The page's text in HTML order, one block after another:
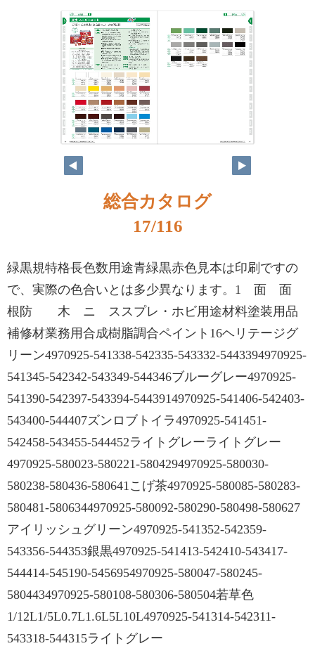
総合カタログ
17/116
緑黒規特格長色数用途青緑黒赤色見本は印刷ですの
で、実際の色合いとは多少異なります。1 面 面
根防 木 ニ ススプレ・ホビ用途材料塗装用品
補修材業務用合成樹脂調合ペイント16ヘリテージグ
リーン4970925-541338-542335-543332-5443394970925-
541345-542342-543349-544346ブルーグレー4970925-
541390-542397-543394-5443914970925-541406-542403-
543400-544407ズンロブトイラ4970925-541451-
542458-543455-544452ライトグレーライトグレー
4970925-580023-580221-5804294970925-580030-
580238-580436-580641こげ茶4970925-580085-580283-
580481-5806344970925-580092-580290-580498-580627
アイリッシュグリーン4970925-541352-542359-
543356-544353銀黒4970925-541413-542410-543417-
544414-545190-5456954970925-580047-580245-
5804434970925-580108-580306-580504若草色
1/12L1/5L0.7L1.6L5L10L4970925-541314-542311-
543318-544315ライトグレー